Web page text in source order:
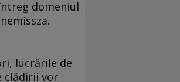
domeniul
lucrările de
clădirii vor